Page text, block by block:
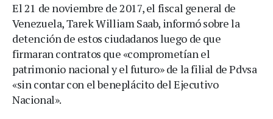
El 21 de noviembre de 2017, el fiscal general de
Venezuela, Tarek William Saab, informó sobre la
detención de estos ciudadanos luego de que
firmaran contratos que «comprometían el
patrimonio nacional y el futuro» de la filial de Pdvsa
«sin contar con el beneplácito del Ejecutivo
Nacional».